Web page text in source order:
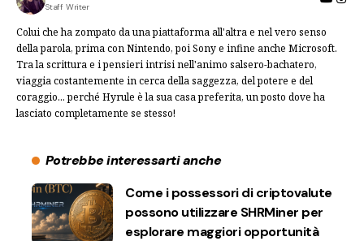
Staff Writer
Colui che ha zompato da una piattaforma all'altra e nel vero senso
della parola, prima con Nintendo, poi Sony e infine anche Microsoft.
Tra la scrittura e i pensieri intrisi nell'animo salsero-bachatero,
viaggia costantemente in cerca della saggezza, del potere e del
coraggio... perché Hyrule è la sua casa preferita, un posto dove ha
lasciato completamente se stesso!
Potrebbe interessarti anche
Come i possessori di criptovalute
possono utilizzare SHRMiner per
esplorare maggiori opportunità